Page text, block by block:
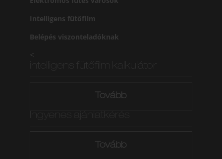
Intelligens fűtőfilm
Belépés viszonteladóknak
<
Tovább
Tovább